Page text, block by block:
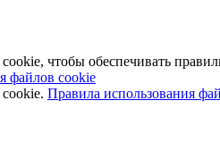
чтобы обеспечивать
файлов cookie
Правила использования